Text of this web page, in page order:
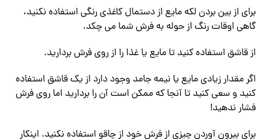
برای از بین بردن لکه مایع از دستمال کاغذی رنگی استفاده نکنید،
گاهی اوقات رنگ از حوله به فرش شما می چکد.
از قاشق استفاده کنید تا مایع یا غذا را از روی فرش بردارید.
اگر مقدار زیادی مایع یا نیمه جامد وجود دارد از یک قاشق استفاده
کنید و سعی کنید تا آنجا که ممکن است آن را بردارید اما روی فرش
فشار ندهید!
برای بیرون آوردن چیزی از فرش خود از چاقو استفاده نکنید. اینکار